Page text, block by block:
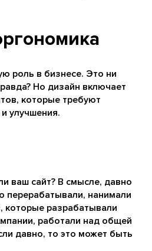
роль в бизнесе. Это ни
Но дизайн включает
которые требуют
улучшения.
ваш сайт? В смысле, давно
перерабатывали, нанимали
которые разрабатывали
работали над общей
давно, то это может быть